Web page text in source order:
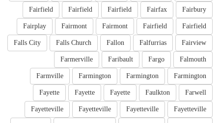
Fairbury
Fairfax
Fairfield
Fairfield
Fairfield
Fairfield
Fairfield
Fairmont
Fairmont
Fairplay
Fairview
Falfurrias
Fallon
Falls Church
Falls City
Falmouth
Fargo
Faribault
Farmerville
Farmington
Farmington
Farmington
Farmville
Farwell
Faulkton
Fayette
Fayette
Fayette
Fayetteville
Fayetteville
Fayetteville
Fayetteville